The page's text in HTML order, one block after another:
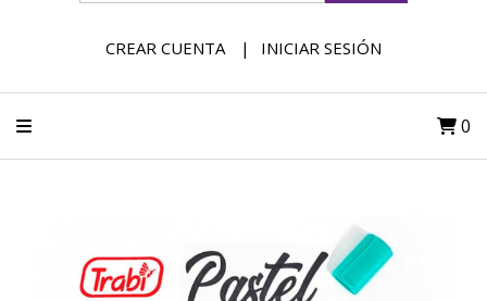
CREAR CUENTA INICIAR SESIÓN
0